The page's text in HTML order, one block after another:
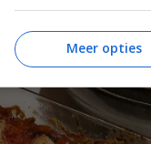
Meer opties